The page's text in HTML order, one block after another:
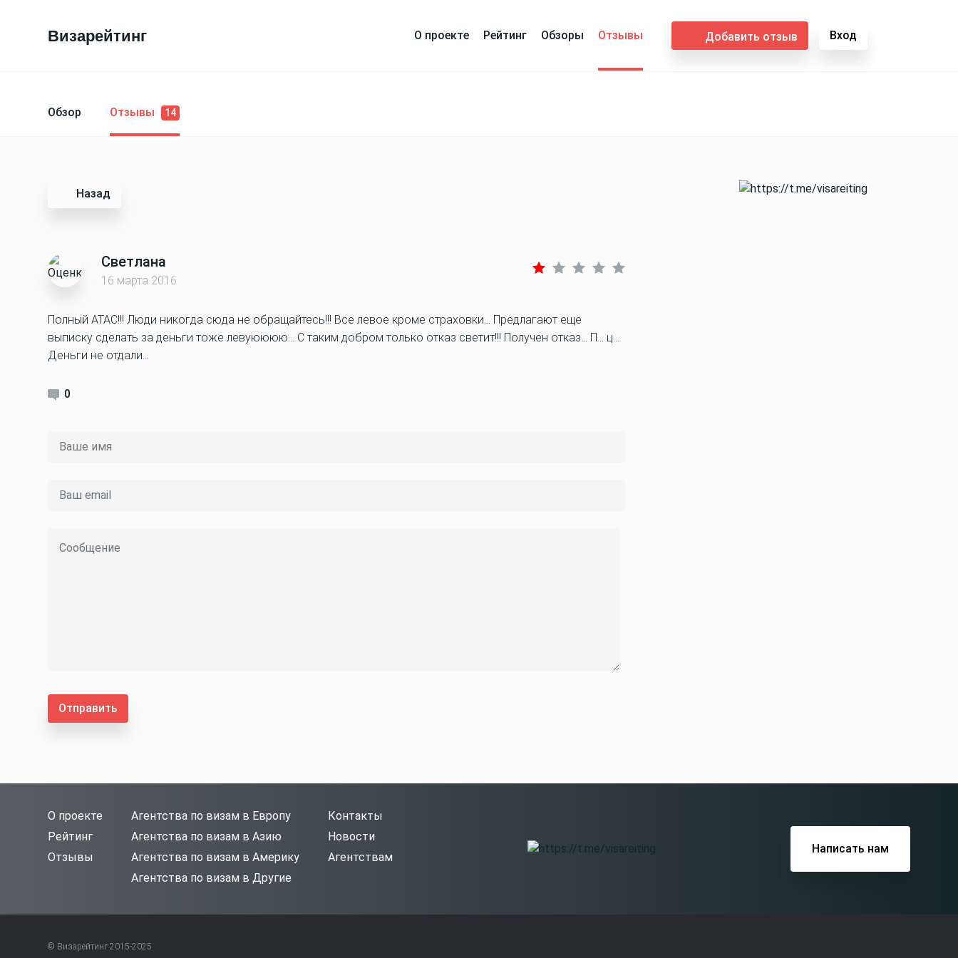
Визарейтинг О проекте Рейтинг Обзоры Отзывы Добавить отзыв Вход
Обзор Отзывы 14
Назад
Светлана
16 марта 2016
Полный АТАС!!! Люди никогда сюда не обращайтесь!!! Все левое кроме страховки… Предлагают еще
выписку сделать за деньги тоже левуюююю… С таким добром только отказ светит!!! Получен отказ… П… ц…
Деньги не отдали...
0
Отправить
О проекте
Рейтинг
Отзывы
Агентства по визам в Европу
Агентства по визам в Азию
Агентства по визам в Америку
Агентства по визам в Другие
Контакты
Новости
Агентствам
Написать нам
© Визарейтинг 2015-2025.